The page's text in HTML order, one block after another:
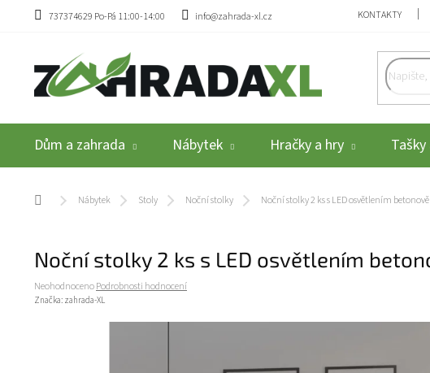
Přejít na obsah
737374629 Po-Pá 11:00-14:00 info@zahrada-xl.cz KONTAKTY
Dům a zahrada Nábytek Hračky a hry
Domů Nábytek Stoly Noční stolky Noční stolky 2 ks s LED osvětlením
Noční stolky 2 ks s LED osvětlením
Průměrné hodnocení produktu je 0,0 z 5 hvězdiček.
NeohodnocenoPodrobnosti hodnocení
Značka: zahrada-XL